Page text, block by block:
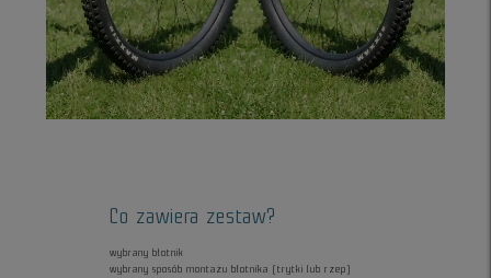
Co zawiera zestaw?
wybrany błotnik
wybrany sposób montażu błotnika (trytki lub rzep)